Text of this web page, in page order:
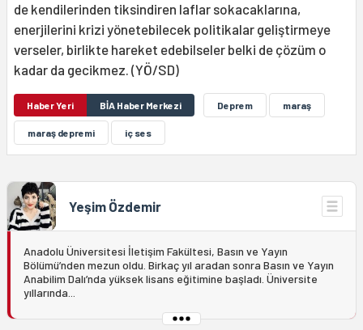
de kendilerinden tiksindiren laflar sokacaklarına,
enerjilerini krizi yönetebilecek politikalar geliştirmeye
verseler, birlikte hareket edebilseler belki de çözüm o
kadar da gecikmez. (YÖ/SD)
Haber Yeri BİA Haber Merkezi Deprem maraş
maraş depremi iç ses
Yeşim Özdemir
Anadolu Üniversitesi İletişim Fakültesi, Basın ve Yayın
Bölümü’nden mezun oldu. Birkaç yıl aradan sonra Basın ve Yayın
Anabilim Dalı’nda yüksek lisans eğitimine başladı. Üniversite
yıllarında...